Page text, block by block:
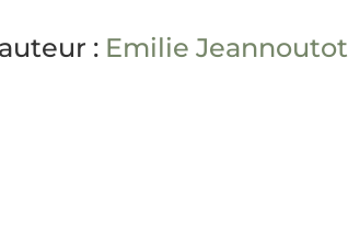
: Emilie Jeannoutot